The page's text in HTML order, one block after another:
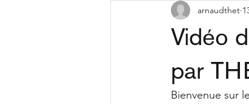
Vidéo
par
arnaudthet
Bienvenue sur